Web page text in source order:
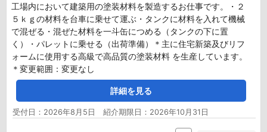
工場内において建築用の塗装材料を製造するお仕事です。・２
５ｋｇの材料を台車に乗せて運ぶ・タンクに材料を入れて機械
で混ぜる・混ぜた材料を一斗缶につめる（タンクの下に置
く）・パレットに乗せる（出荷準備）＊主に住宅新築及びリフ
ォームに使用する高級で高品質の塗装材料 を生産しています。
＊変更範囲：変更なし
詳細を見る
受付日：2026年8月5日 紹介期限日：2026年10月31日